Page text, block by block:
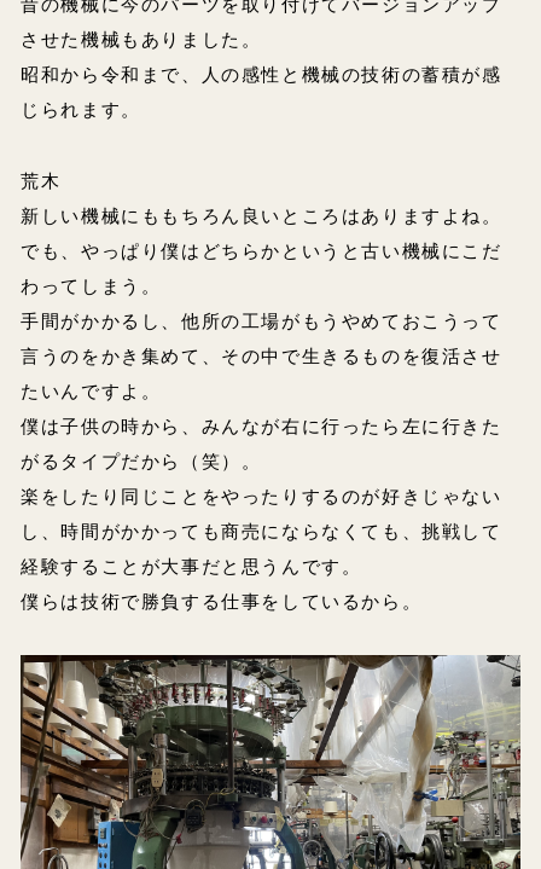
昔の機械に今のパーツを取り付けてバージョンアップ
させた機械もありました。
昭和から令和まで、人の感性と機械の技術の蓄積が感
じられます。
荒木
新しい機械にももちろん良いところはありますよね。
でも、やっぱり僕はどちらかというと古い機械にこだ
わってしまう。
手間がかかるし、他所の工場がもうやめておこうって
言うのをかき集めて、その中で生きるものを復活させ
たいんですよ。
僕は子供の時から、みんなが右に行ったら左に行きた
がるタイプだから（笑）。
楽をしたり同じことをやったりするのが好きじゃない
し、時間がかかっても商売にならなくても、挑戦して
経験することが大事だと思うんです。
僕らは技術で勝負する仕事をしているから。